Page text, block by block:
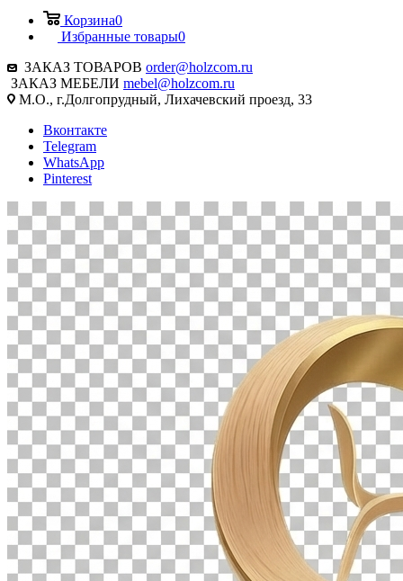
Корзина0
Избранные товары0
ЗАКАЗ ТОВАРОВ order@holzcom.ru
ЗАКАЗ МЕБЕЛИ mebel@holzcom.ru
М.О., г.Долгопрудный, Лихачевский проезд, 33
Вконтакте
Telegram
WhatsApp
Pinterest